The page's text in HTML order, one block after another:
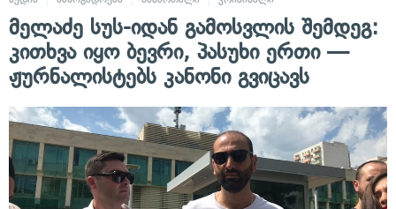
მელაძე სუს-იდან გამოსვლის შემდეგ:
კითხვა იყო ბევრი, პასუხი ერთი —
ჟურნალისტებს კანონი გვიცავს